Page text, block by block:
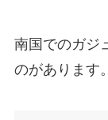
南国でのガジ
のがあります。